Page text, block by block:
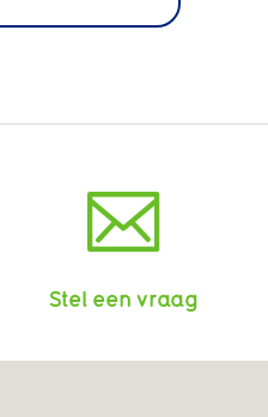
Stel een vraag